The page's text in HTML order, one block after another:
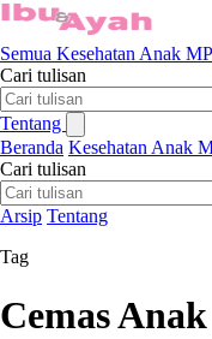
Semua Kesehatan Anak
Cari tulisan
Tentang
Beranda Kesehatan Anak
Cari tulisan
Arsip Tentang
Tag
Cemas Anak